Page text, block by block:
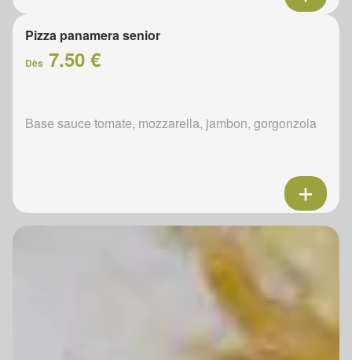
Pizza panamera senior
Dès 7.50 €
Base sauce tomate, mozzarella, jambon, gorgonzola